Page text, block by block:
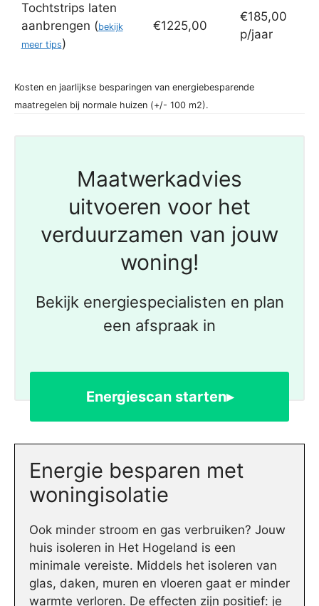
Tochtstrips laten
aanbrengen (bekijk
meer tips)
€1225,00
€185,00
p/jaar
Kosten en jaarlijkse besparingen van energiebesparende
maatregelen bij normale huizen (+/- 100 m2).
Maatwerkadvies
uitvoeren voor het
verduurzamen van jouw
woning!
Bekijk energiespecialisten en plan
een afspraak in
Energiescan starten▸
Energie besparen met
woningisolatie
Ook minder stroom en gas verbruiken? Jouw
huis isoleren in Het Hogeland is een
minimale vereiste. Middels het isoleren van
glas, daken, muren en vloeren gaat er minder
warmte verloren. De effecten zijn positief: je